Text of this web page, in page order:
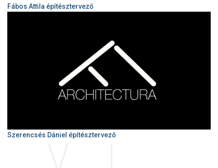
Fábos Attila építésztervező
Szerencsés Dániel építésztervező